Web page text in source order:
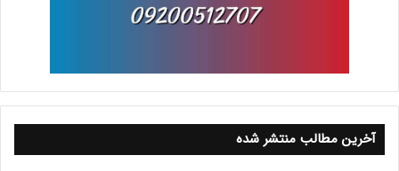
آخرین مطالب منتشر شده